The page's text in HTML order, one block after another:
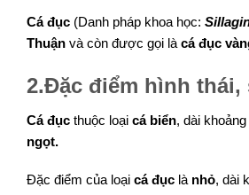
Cá đục (Danh pháp khoa học:
Thuận và còn được gọi là cá đục
2.Đặc điểm hình thái,
Cá đục thuộc loại cá biển, dài
ngọt.
Đặc điểm của loại cá đục là nhỏ, dài